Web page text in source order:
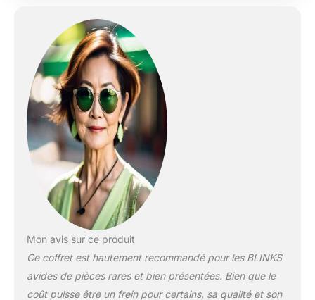
Mon avis sur ce produit
Ce coffret est hautement recommandé pour les BLINKS
avides de pièces rares et bien présentées. Bien que le
coût puisse être un frein pour certains, sa qualité et son